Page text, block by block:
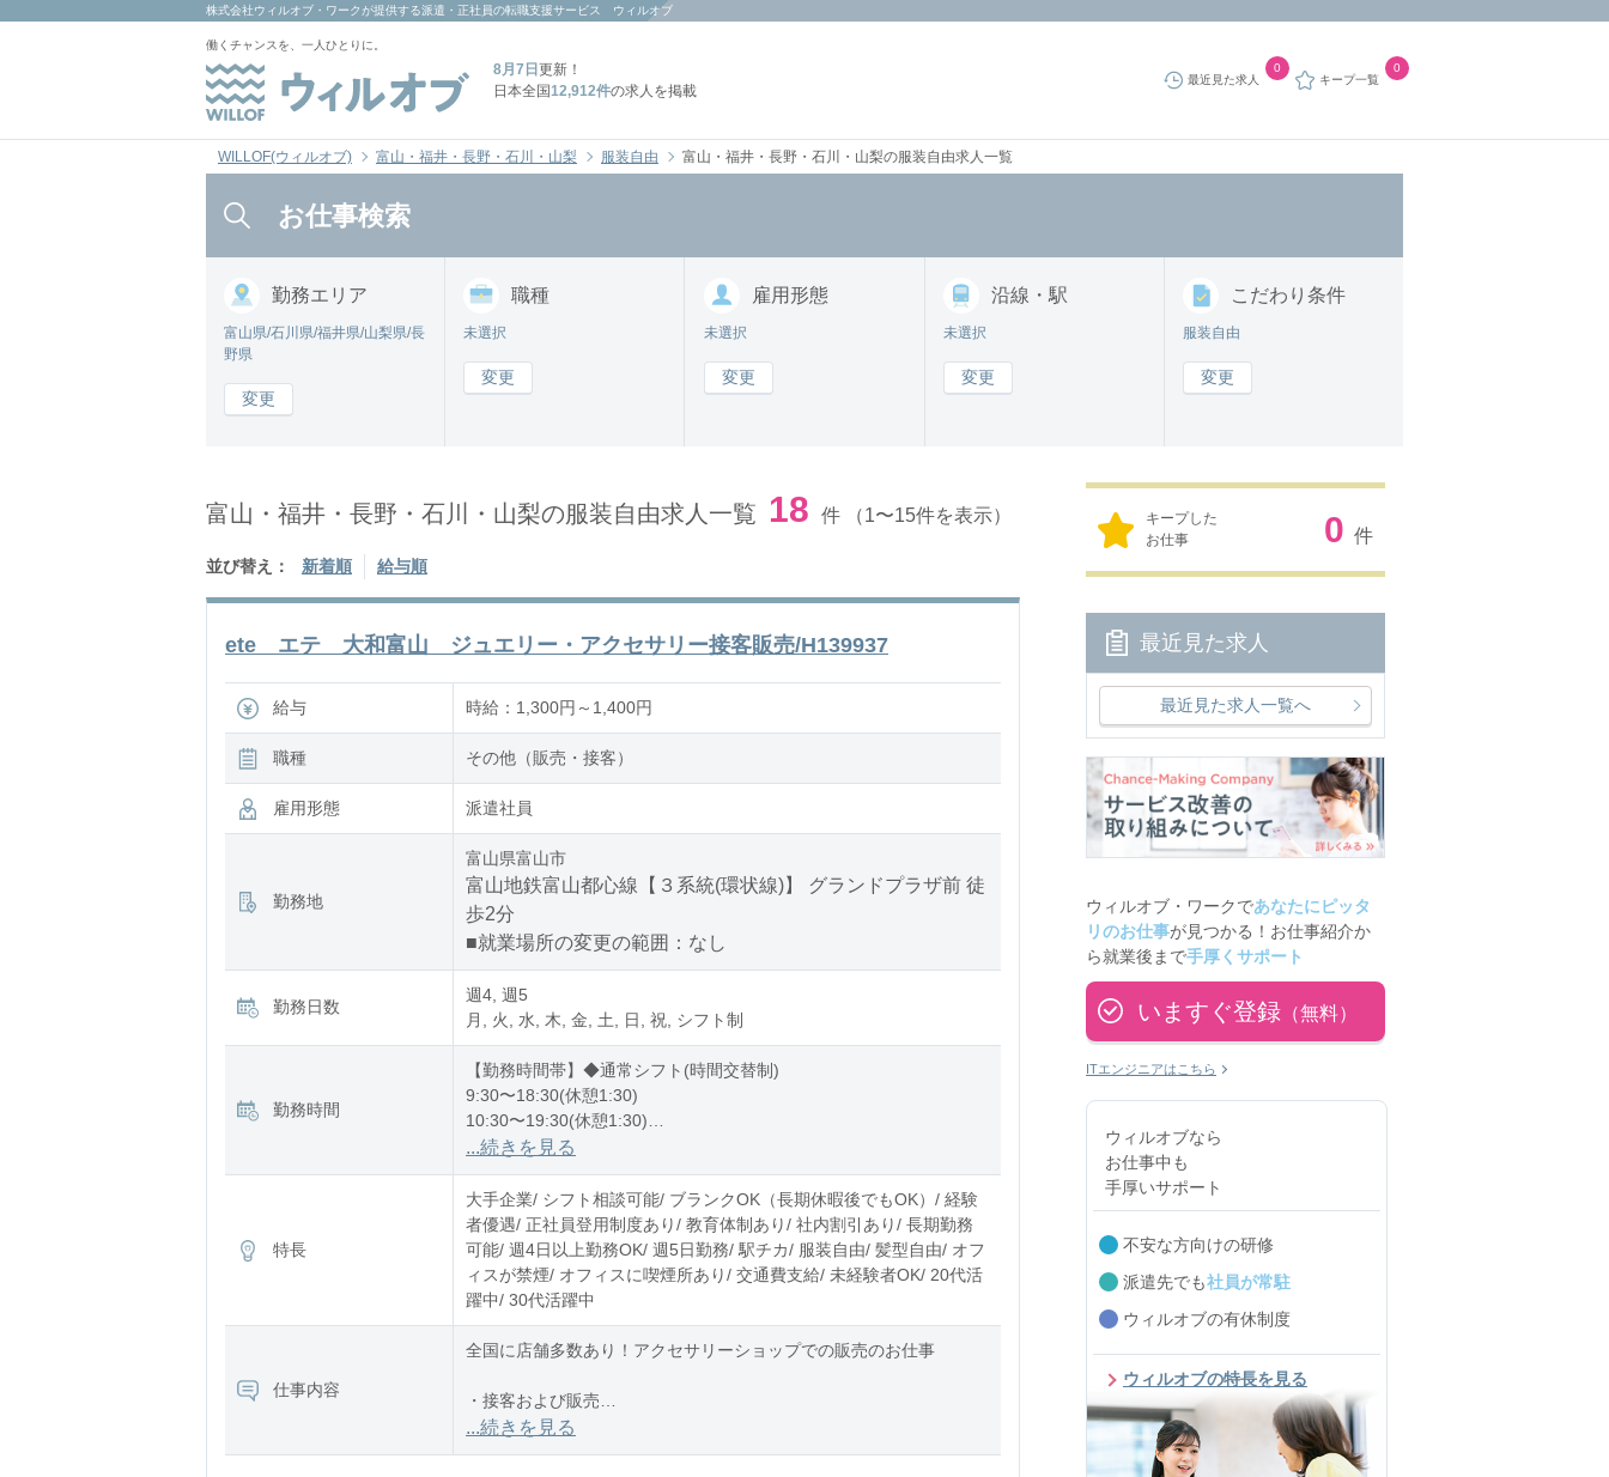
株式会社ウィルオブ・ワーク が提供する派遣・正社員の転職支援サービス ウィルオブ
働くチャンスを、一人ひとりに。
8月7日 更新！
日本全国12,912件の求人を掲載
最近見た求人
0
キープ一覧
0
WILLOF(ウィルオブ) 富山・福井・長野・石川・山梨 服装自由 富山・福井・長野・石川・山梨の服装自由求人一覧
お仕事検索
勤務エリア
富山県/石川県/福井県/山梨県/長
野県
変更
職種
未選択
変更
雇用形態
未選択
変更
沿線・駅
未選択
変更
こだわり 条件
服装自由
変更
富山・福井・長野・石川・山梨の服装自由求人一覧 18 件 （1〜15件を表示）
並び替え： 新着順 給与順
ete エテ 大和富山 ジュエリー・アクセサリー接客販売/H139937
給与 時給：1,300円～1,400円
職種 その他（販売・接客）
雇用形態 派遣社員
勤務地
富山県富山市
富山地鉄富山都心線【３系統(環状線)】 グランドプラザ前 徒
歩2分
■就業場所の変更の範囲：なし
勤務日数
週4, 週5
月, 火, 水, 木, 金, 土, 日, 祝, シフト制
勤務時間
【勤務時間帯】◆通常シフト(時間交替制)
9:30〜18:30(休憩1:30)
10:30〜19:30(休憩1:30)
11:30〜20:30(休憩1:30)
※残業：5〜10時間程度/月
...続きを見る
特長
大手企業/ シフト相談可能/ ブランクOK（長期休暇後でもOK）/ 経験
者優遇/ 正社員登用制度あり/ 教育体制あり/ 社内割引あり/ 長期勤務
可能/ 週4日以上勤務OK/ 週5日勤務/ 駅チカ/ 服装自由/ 髪型自由/ オフ
ィスが禁煙/ オフィスに喫煙所あり/ 交通費支給/ 未経験者OK/ 20代活
躍中/ 30代活躍中
仕事内容
全国に店舗多数あり！アクセサリーショップでの販売のお仕事
・接客および販売
・お会計
...続きを見る
キープした
お仕事
0 件
最近見た求人
最近見た求人一覧へ
ウィルオブ・ワークであなたにピッタ
リのお仕事が見つかる！お仕事紹介か
ら就業後まで手厚くサポート
いますぐ登録 （無料）
ITエンジニアはこちら
ウィルオブなら
お仕事中も
手厚いサポート
不安な方向けの研修
派遣先でも社員が常駐
ウィルオブの有休制度
ウィルオブの特長を見る